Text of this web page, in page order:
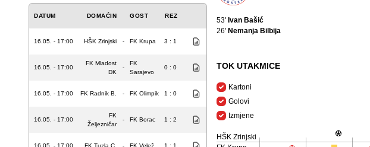
DATUM DOMAĆIN GOST REZ
16.05. - 17:00 HŠK Zrinjski - FK Krupa 3 : 1
16.05. - 17:00
FK Mladost
DK
-
FK
Sarajevo
0 : 0
16.05. - 17:00 FK Radnik B. - FK Olimpik 1 : 0
16.05. - 17:00
FK
Željezničar
- FK Borac 1 : 2
16.05. - 17:00 FK Tuzla C. - FK Velež 1 : 1
53' Ivan Bašić
26' Nemanja Bilbija
TOK UTAKMICE
Kartoni
Golovi
Izmjene
HŠK Zrinjski